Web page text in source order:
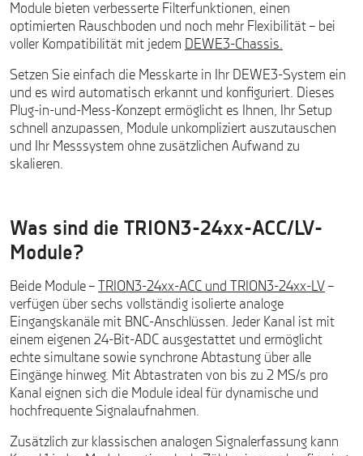
Module bieten verbesserte Filterfunktionen, einen
optimierten Rauschboden und noch mehr Flexibilität – bei
voller Kompatibilität mit jedem DEWE3-Chassis.
Setzen Sie einfach die Messkarte in Ihr DEWE3-System ein
und es wird automatisch erkannt und konfiguriert. Dieses
Plug-in-und-Mess-Konzept ermöglicht es Ihnen, Ihr Setup
schnell anzupassen, Module unkompliziert auszutauschen
und Ihr Messsystem ohne zusätzlichen Aufwand zu
skalieren.
Was sind die TRION3-24xx-ACC/LV-
Module?
Beide Module – TRION3-24xx-ACC und TRION3-24xx-LV –
verfügen über sechs vollständig isolierte analoge
Eingangskanäle mit BNC-Anschlüssen. Jeder Kanal ist mit
einem eigenen 24-Bit-ADC ausgestattet und ermöglicht
echte simultane sowie synchrone Abtastung über alle
Eingänge hinweg. Mit Abtastraten von bis zu 2 MS/s pro
Kanal eignen sich die Module ideal für dynamische und
hochfrequente Signalaufnahmen.
Zusätzlich zur klassischen analogen Signalerfassung kann